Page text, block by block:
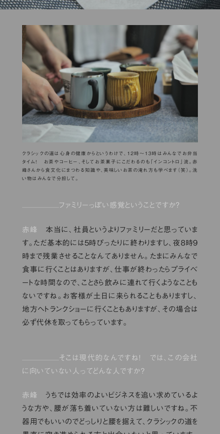
クラシックの道は心身の健康からというわけで、12時〜13時はみんなでお弁当
タイム！ お茶やコーヒー、そしてお茶菓子にこだわるのも「インコントロ」流。赤
峰さんから食文化にまつわる知識や、美味しいお茶の淹れ方も学べます（笑）。洗
い物はみんなで分担して。
ファミリーっぽい感覚ということですか？
赤峰
本当に、社員というよりファミリーだと思っていま
す。ただ基本的には5時ぴったりに終わりますし、夜8時9
時まで残業させることなんてありません。たまにみんなで
食事に行くことはありますが、仕事が終わったらプライベ
ートな時間なので、ことさら飲みに連れて行くようなことも
ないですね。お客様が土日に来られることもありますし、
地方へトランクショーに行くこともありますが、その場合は
必ず代休を取ってもらっています。
そこは現代的なんですね！ では、この会社
に向いていない人ってどんな人ですか？
赤峰
うちでは効率のよいビジネスを追い求めているよ
うな方や、腰が落ち着いていない方は難しいですね。不
器用でもいいのでどっしりと腰を据えて、クラシックの道を